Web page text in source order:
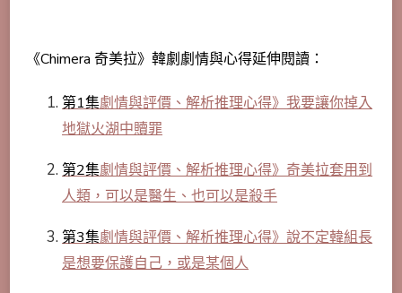
《Chimera 奇美拉》韓劇劇情與心得延伸閱讀：
第1集劇情與評價、解析推理心得》我要讓你掉入
地獄火湖中贖罪
第2集劇情與評價、解析推理心得》奇美拉套用到
人類，可以是醫生、也可以是殺手
第3集劇情與評價、解析推理心得》說不定韓組長
是想要保護自己，或是某個人